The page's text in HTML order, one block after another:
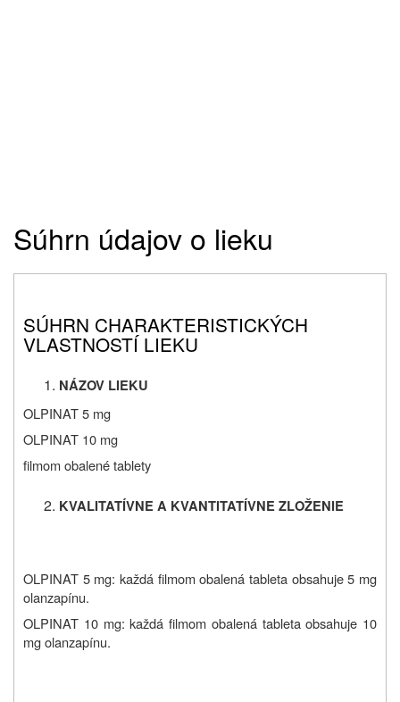
Súhrn údajov o lieku
SÚHRN CHARAKTERISTICKÝCH
VLASTNOSTÍ LIEKU
NÁZOV LIEKU
OLPINAT5 mg
OLPINAT 10 mg
filmom obalené tablety
KVALITATÍVNE A KVANTITATÍVNE ZLOŽENIE
OLPINAT 5 mg: každá filmom obalená tableta obsahuje 5 mg
olanzapínu.
OLPINAT 10 mg: každá filmom obalená tableta obsahuje 10
mg olanzapínu.